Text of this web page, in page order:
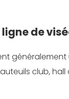
de
club,